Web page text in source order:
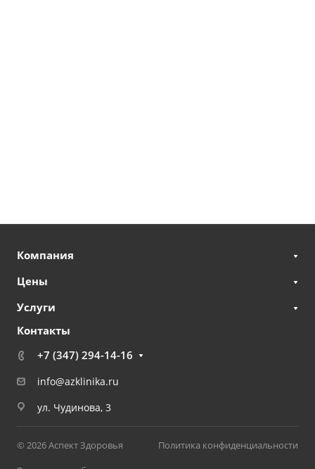
Компания
Цены
Услуги
Контакты
+7 (347) 294-14-16
info@azklinika.ru
ул. Чудинова, 3
© 2026 Аспект Здоровья
Политика конфиденциальности